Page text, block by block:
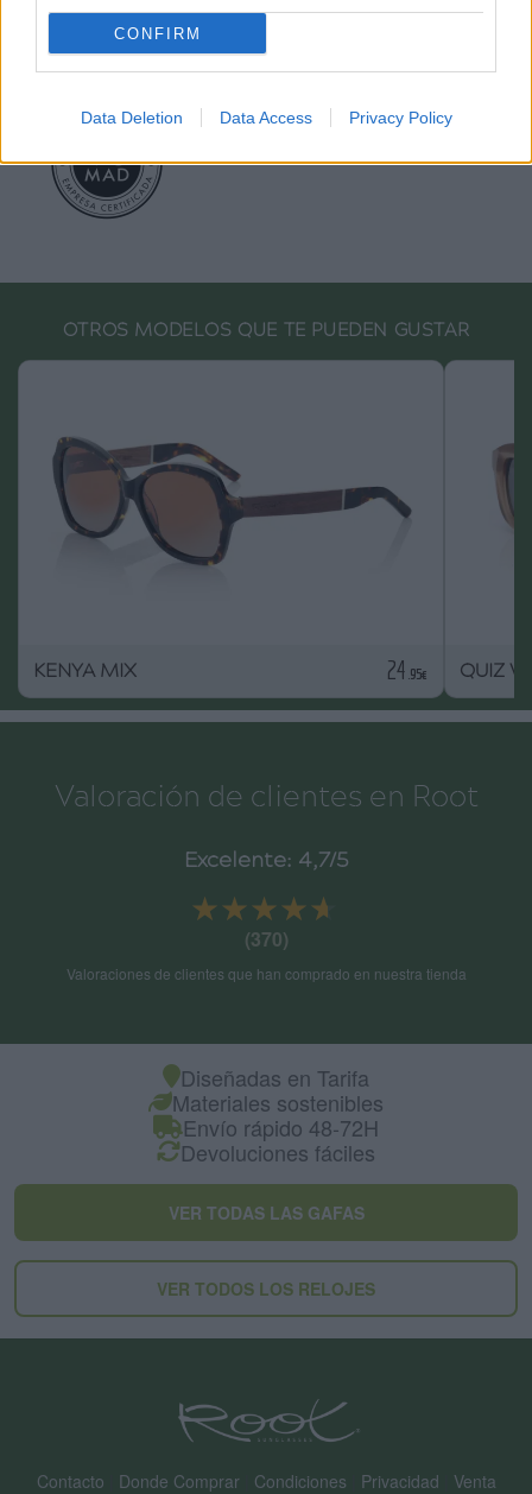
CONFIRM
Data Deletion Data Access Privacy Policy
[SKU: GFDS41]NUEVO
OTROS MODELOS QUE TE PUEDEN GUSTAR
KENYA MIX 24 .95€ QUIZ
Valoración de clientes en Root
Excelente: 4,7/5
★★★★★
★★★★★
(370)
Valoraciones de clientes que han comprado en nuestra tienda
Diseñadas en Tarifa
Materiales sostenibles
Envío rápido 48-72H
Devoluciones fáciles
VER TODAS LAS GAFAS
VER TODOS LOS RELOJES
Contacto Donde Comprar Condiciones Privacidad
Venta